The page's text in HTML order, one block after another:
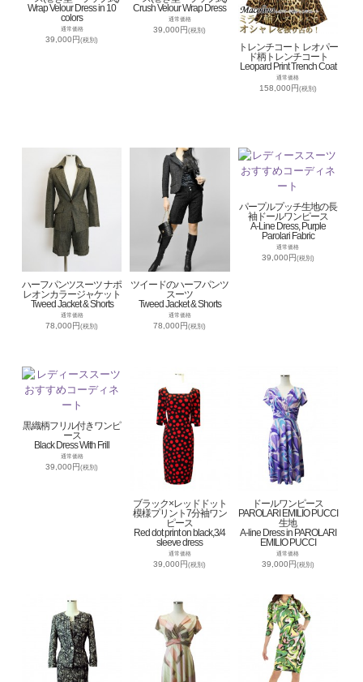
Wrap Velour Dress in 10
colors
通常価格
39,000円(税別)
Crush Velour Wrap Dress
通常価格
39,000円(税別)
トレンチコート レオパー
ド柄トレンチコート
Leopard Print Trench Coat
通常価格
158,000円(税別)
ハーフパンツスーツ ナポ
レオンカラージャケット
Tweed Jacket & Shorts
通常価格
78,000円(税別)
ツイードのハーフパンツ
スーツ
Tweed Jacket & Shorts
通常価格
78,000円(税別)
パープルプッチ生地の長
袖ドールワンピース
A-Line Dress, Purple
Parolari Fabric
通常価格
39,000円(税別)
黒織柄フリル付きワンピ
ース
Black Dress With Frill
通常価格
39,000円(税別)
ブラック×レッドドット
模様プリント7分袖ワン
ピース
Red dot print on black,3/4
sleeve dress
通常価格
39,000円(税別)
ドールワンピース
PAROLARI EMILIO PUCCI
生地
A-line Dress in PAROLARI
EMILIO PUCCI
通常価格
39,000円(税別)